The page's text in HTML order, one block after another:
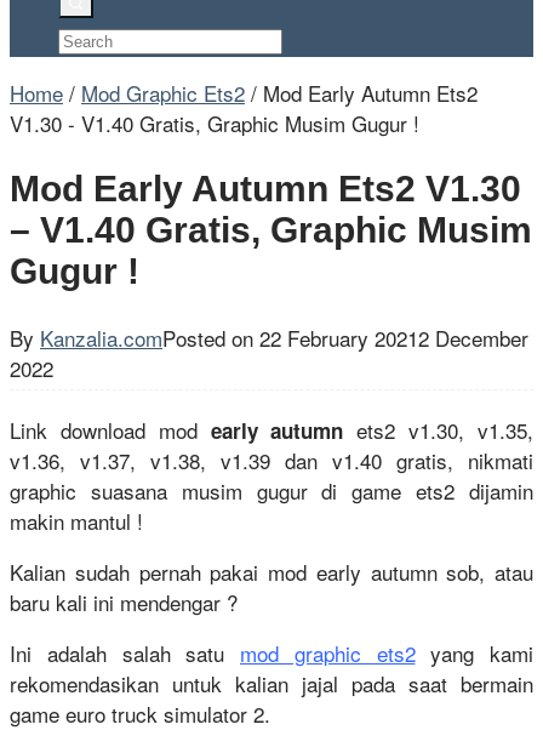
Home / Mod Graphic Ets2 / Mod Early Autumn Ets2
V1.30 - V1.40 Gratis, Graphic Musim Gugur !
Mod Early Autumn Ets2 V1.30
– V1.40 Gratis, Graphic Musim
Gugur !
By Kanzalia.comPosted on 22 February 20212 December
2022
Link download mod early autumn ets2 v1.30, v1.35,
v1.36, v1.37, v1.38, v1.39 dan v1.40 gratis, nikmati
graphic suasana musim gugur di game ets2 dijamin
makin mantul !
Kalian sudah pernah pakai mod early autumn sob, atau
baru kali ini mendengar ?
Ini adalah salah satu mod graphic ets2yang kami
rekomendasikan untuk kalian jajal pada saat bermain
game euro truck simulator 2.